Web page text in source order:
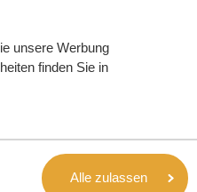
unsere Werbung
finden Sie in
Alle zulassen